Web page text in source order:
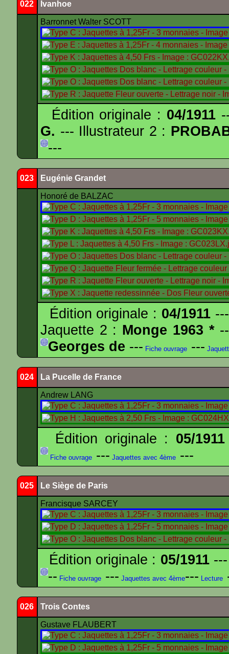
022 Ivanhoe
Barronnet Walter SCOTT
Édition originale : 04/1911
G. --- Illustrateur 2 :
---
023 Eugénie Grandet
Honoré de BALZAC
Édition originale : 04/1911
Jaquette 2 : Monge 1963 *
Georges de --- Fiche ouvrage ---
024 La Pucelle de France
Andrew LANG
Édition originale : 05/1911
Fiche ouvrage --- Jaquettes avec 4ème ---
025 Le Siège de Paris
Francisque SARCEY
Édition originale : 05/1911---
-- Fiche ouvrage --- Jaquettes avec 4ème--- Lecture
026 Trois Contes
Gustave FLAUBERT